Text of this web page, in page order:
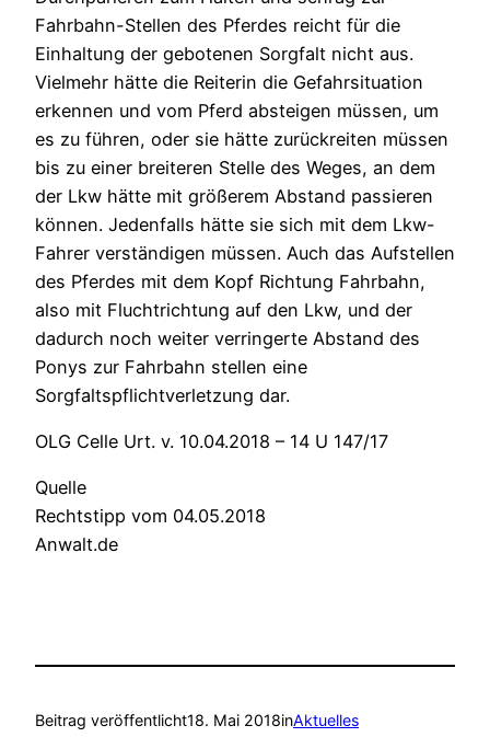
Fahrbahn-Stellen des Pferdes reicht für die
Einhaltung der gebotenen Sorgfalt nicht aus.
Vielmehr hätte die Reiterin die Gefahrsituation
erkennen und vom Pferd absteigen müssen, um
es zu führen, oder sie hätte zurückreiten müssen
bis zu einer breiteren Stelle des Weges, an dem
der Lkw hätte mit größerem Abstand passieren
können. Jedenfalls hätte sie sich mit dem Lkw-
Fahrer verständigen müssen. Auch das Aufstellen
des Pferdes mit dem Kopf Richtung Fahrbahn,
also mit Fluchtrichtung auf den Lkw, und der
dadurch noch weiter verringerte Abstand des
Ponys zur Fahrbahn stellen eine
Sorgfaltspflichtverletzung dar.
OLG Celle Urt. v. 10.04.2018 – 14 U 147/17
Quelle
Rechtstipp vom 04.05.2018
Anwalt.de
Beitrag veröffentlicht18. Mai 2018inAktuelles